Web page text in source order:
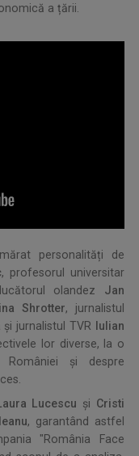
a țării.
personalități de
, profesorul universitar
olandez Jan
Shrotter, jurnalistul
și jurnalistul TVR
Iulian
lor diverse, la o
României și despre
Lucescu și Cristi
, garantând astfel
"România Face